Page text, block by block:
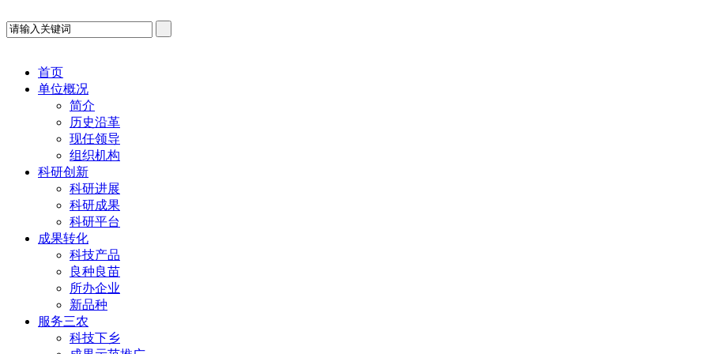
首页
单位概况
简介
历史沿革
现任领导
组织机构
科研创新
科研进展
科研成果
科研平台
成果转化
科技产品
良种良苗
所办企业
新品种
服务三农
科技下乡